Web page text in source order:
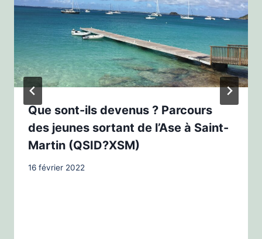
Que sont-ils devenus ? Parcours
des jeunes sortant de l’Ase à Saint-
Martin (QSID?XSM)
16 février 2022